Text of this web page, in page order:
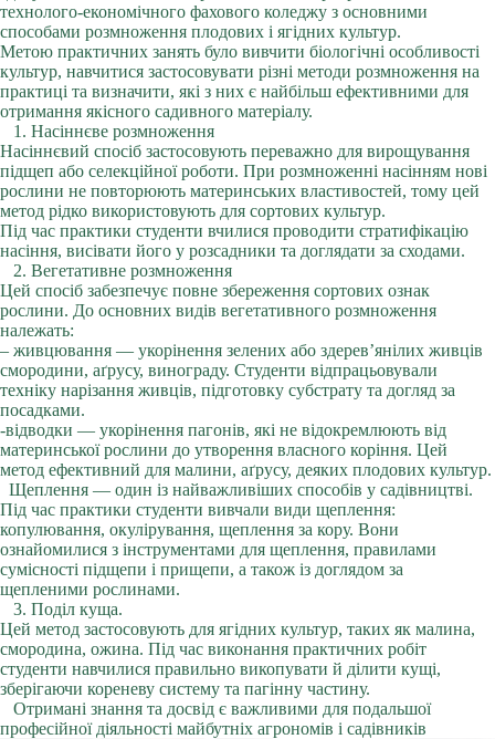
технолого-економічного фахового коледжу з основними
способами розмноження плодових і ягідних культур.
Метою практичних занять було вивчити біологічні особливості
культур, навчитися застосовувати різні методи розмноження на
практиці та визначити, які з них є найбільш ефективними для
отримання якісного садивного матеріалу.
1. Насіннєве розмноження
Насіннєвий спосіб застосовують переважно для вирощування
підщеп або селекційної роботи. При розмноженні насінням нові
рослини не повторюють материнських властивостей, тому цей
метод рідко використовують для сортових культур.
Під час практики студенти вчилися проводити стратифікацію
насіння, висівати його у розсадники та доглядати за сходами.
2. Вегетативне розмноження
Цей спосіб забезпечує повне збереження сортових ознак
рослини. До основних видів вегетативного розмноження
належать:
– живцювання — укорінення зелених або здерев’янілих живців
смородини, аґрусу, винограду. Студенти відпрацьовували
техніку нарізання живців, підготовку субстрату та догляд за
посадками.
-відводки — укорінення пагонів, які не відокремлюють від
материнської рослини до утворення власного коріння. Цей
метод ефективний для малини, аґрусу, деяких плодових культур.
Щеплення — один із найважливіших способів у садівництві.
Під час практики студенти вивчали види щеплення:
копулювання, окулірування, щеплення за кору. Вони
ознайомилися з інструментами для щеплення, правилами
сумісності підщепи і прищепи, а також із доглядом за
щепленими рослинами.
3. Поділ куща.
Цей метод застосовують для ягідних культур, таких як малина,
смородина, ожина. Під час виконання практичних робіт
студенти навчилися правильно викопувати й ділити кущі,
зберігаючи кореневу систему та пагінну частину.
Отримані знання та досвід є важливими для подальшої
професійної діяльності майбутніх агрономів і садівників